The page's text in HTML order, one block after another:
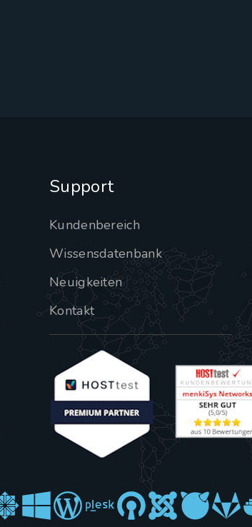
Support
Kundenbereich
Wissensdatenbank
Neuigkeiten
Kontakt